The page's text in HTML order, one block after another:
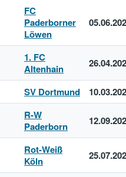
FC
Paderborner
Löwen
1. FC
Altenhain
SV Dortmund
R-W
Paderborn
Rot-Weiß
Köln